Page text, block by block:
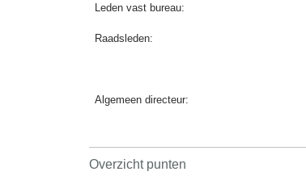
Leden vast bureau:
Raadsleden:
Algemeen directeur:
Overzicht punten